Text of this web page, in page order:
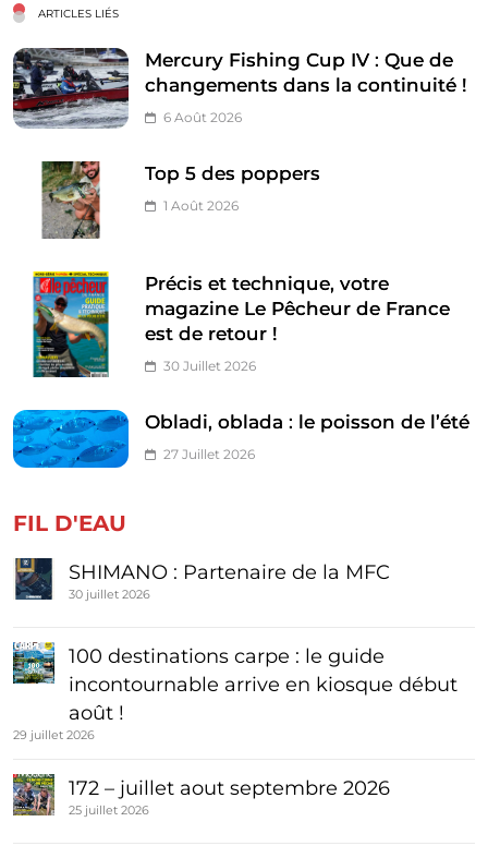
ARTICLES LIÉS
Mercury Fishing Cup IV : Que de
changements dans la continuité !
6 Août 2026
Top 5 des poppers
1 Août 2026
Précis et technique, votre
magazine Le Pêcheur de France
est de retour !
30 Juillet 2026
Obladi, oblada : le poisson de l’été
27 Juillet 2026
FIL D'EAU
SHIMANO : Partenaire de la MFC
30 juillet 2026
100 destinations carpe : le guide
incontournable arrive en kiosque début
août !
29 juillet 2026
172 – juillet aout septembre 2026
25 juillet 2026